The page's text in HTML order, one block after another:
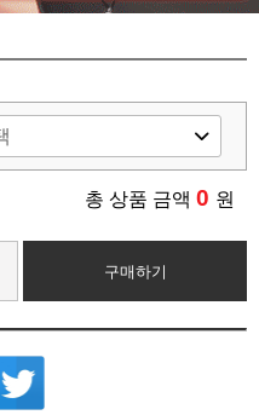
총 상품 금액 0 원
구매하기